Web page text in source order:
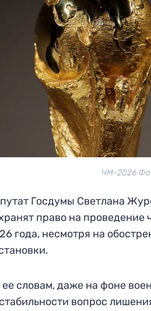
ЧМ-2026
Госдумы Светлана
право на проведение
года, несмотря на
словам, даже на фоне
вопрос